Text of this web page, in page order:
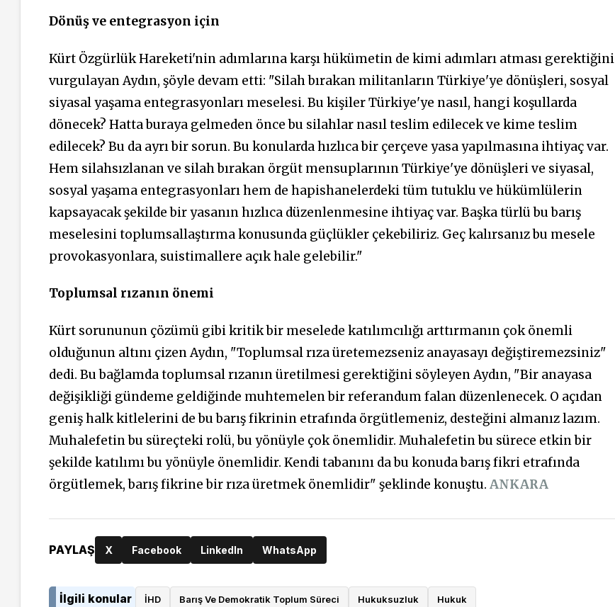
Dönüş ve entegrasyon için
Kürt Özgürlük Hareketi'nin adımlarına karşı hükümetin de kimi adımları atması gerektiğini
vurgulayan Aydın, şöyle devam etti: "Silah bırakan militanların Türkiye'ye dönüşleri, sosyal
siyasal yaşama entegrasyonları meselesi. Bu kişiler Türkiye'ye nasıl, hangi koşullarda
dönecek? Hatta buraya gelmeden önce bu silahlar nasıl teslim edilecek ve kime teslim
edilecek? Bu da ayrı bir sorun. Bu konularda hızlıca bir çerçeve yasa yapılmasına ihtiyaç var.
Hem silahsızlanan ve silah bırakan örgüt mensuplarının Türkiye'ye dönüşleri ve siyasal,
sosyal yaşama entegrasyonları hem de hapishanelerdeki tüm tutuklu ve hükümlülerin
kapsayacak şekilde bir yasanın hızlıca düzenlenmesine ihtiyaç var. Başka türlü bu barış
meselesini toplumsallaştırma konusunda güçlükler çekebiliriz. Geç kalırsanız bu mesele
provokasyonlara, suistimallere açık hale gelebilir."
Toplumsal rızanın önemi
Kürt sorununun çözümü gibi kritik bir meselede katılımcılığı arttırmanın çok önemli
olduğunun altını çizen Aydın, "Toplumsal rıza üretemezseniz anayasayı değiştiremezsiniz"
dedi. Bu bağlamda toplumsal rızanın üretilmesi gerektiğini söyleyen Aydın, "Bir anayasa
değişikliği gündeme geldiğinde muhtemelen bir referandum falan düzenlenecek. O açıdan
geniş halk kitlelerini de bu barış fikrinin etrafında örgütlemeniz, desteğini almanız lazım.
Muhalefetin bu süreçteki rolü, bu yönüyle çok önemlidir. Muhalefetin bu sürece etkin bir
şekilde katılımı bu yönüyle önemlidir. Kendi tabanını da bu konuda barış fikri etrafında
örgütlemek, barış fikrine bir rıza üretmek önemlidir" şeklinde konuştu. ANKARA
PAYLAŞ X Facebook LinkedIn WhatsApp
İlgili konular İHD Barış Ve Demokratik Toplum Süreci Hukuksuzluk Hukuk